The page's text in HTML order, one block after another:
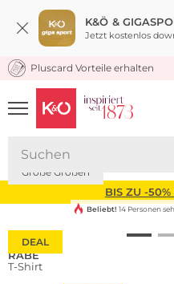
K&Ö &
Jetzt kostenlos
KOSTENLOSER
Pluscard Vorteile erhalten
UNSERE APP
CLICK &
BIS ZU -
DEAL
Große Größen
Beliebt! 14 Personen
RABE
T-Shirt